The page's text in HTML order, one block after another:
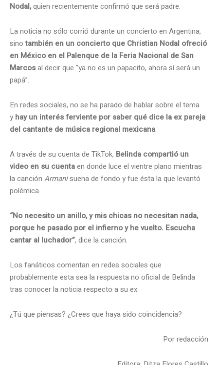
Nodal,quien recientemente confirmó que será padre.
La noticia no sólo corrió durante un concierto en Argentina,
sinotambién en un concierto que Christian Nodal ofreció
en México en el Palenque de la Feria Nacional de San
Marcosal decir que “ya no es un papacito, ahora sí será un
papá”.
En redes sociales, no se ha parado de hablar sobre el tema
y hay un interés ferviente por saber qué dice la ex pareja
del cantante de música regional mexicana.
A través de su cuenta de TikTok, Belinda compartió un
video en su cuentaen donde luce el vientre plano mientras
la canción Armanisuena de fondo y fue ésta la que levantó
polémica.
“No necesito un anillo, y mis chicas no necesitan nada,
porque he pasado por el infierno y he vuelto. Escucha
cantar al luchador”, dice la canción.
Los fanáticos comentan en redes sociales que
probablemente esta sea la respuesta no oficial de Belinda
tras conocer la noticia respecto a su ex.
¿Tú que piensas? ¿Crees que haya sido coincidencia?
Por redacción